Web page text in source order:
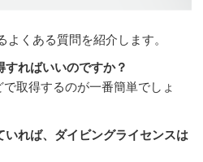
くある質問を紹介します。
ればいいのですか？
取得するのが一番簡単でしょ
れば、ダイビングライセンスは